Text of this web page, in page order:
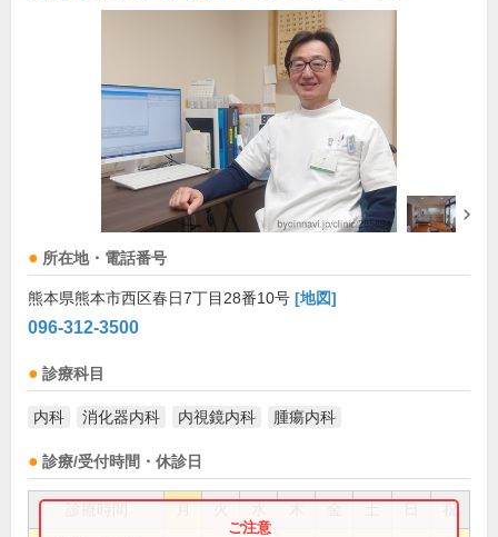
所在地・電話番号
熊本県熊本市西区春日7丁目28番10号 [地図]
096-312-3500
診療科目
内科 消化器内科 内視鏡内科 腫瘍内科
診療/受付時間・休診日
祝